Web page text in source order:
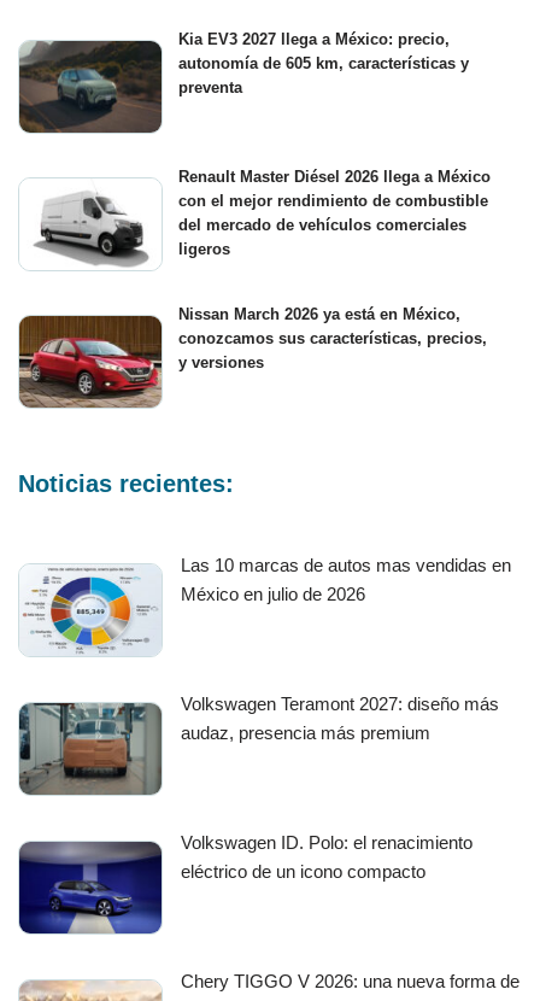
Kia EV3 2027 llega a México: precio,
autonomía de 605 km, características y
preventa
Renault Master Diésel 2026 llega a México
con el mejor rendimiento de combustible
del mercado de vehículos comerciales
ligeros
Nissan March 2026 ya está en México,
conozcamos sus características, precios,
y versiones
Noticias recientes:
Las 10 marcas de autos mas vendidas en
México en julio de 2026
Volkswagen Teramont 2027: diseño más
audaz, presencia más premium
Volkswagen ID. Polo: el renacimiento
eléctrico de un icono compacto
Chery TIGGO V 2026: una nueva forma de